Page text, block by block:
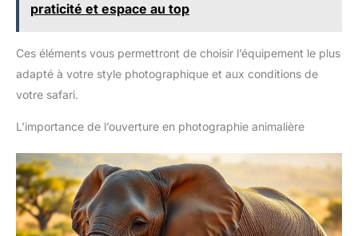
praticité et espace au top
Ces éléments vous permettront de choisir l’équipement le plus
adapté à votre style photographique et aux conditions de
votre safari.
L’importance de l’ouverture en photographie animalière